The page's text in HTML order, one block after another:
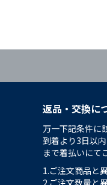
返品・交換に
万一下記条件に
到着より3日以
まで着払いにて
1.ご注文商品と